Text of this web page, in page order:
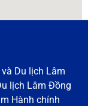
Du lịch Lâm
lịch Lâm Đồng
Hành chính